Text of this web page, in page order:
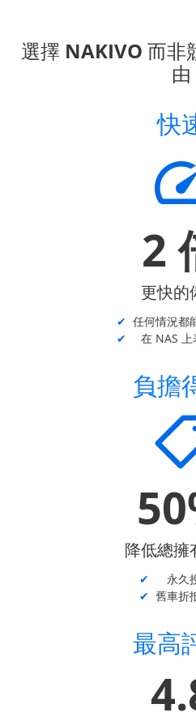
選擇 NAKIVO 而非
由
快
2
更快的
任何情況都
在 NAS
負擔
降低總擁
永久
舊車折
最高